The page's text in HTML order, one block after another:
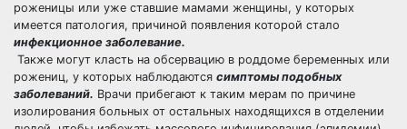
роженицы или уже ставшие мамами женщины, у которых
имеется патология, причиной появления которой стало
инфекционное заболевание.
Также могут класть на обсервацию в роддоме беременных или
рожениц, у которых наблюдаются симптомы подобных
заболеваний. Врачи прибегают к таким мерам по причине
изолирования больных от остальных находящихся в отделении